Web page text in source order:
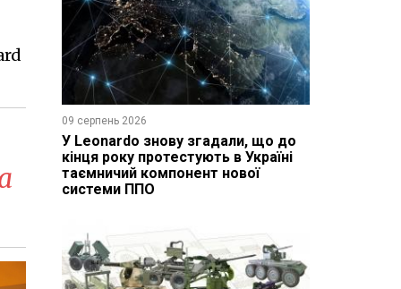
09 серпень 2026
У Leonardo знову згадали, що до
кінця року протестують в Україні
таємничий компонент нової
системи ППО